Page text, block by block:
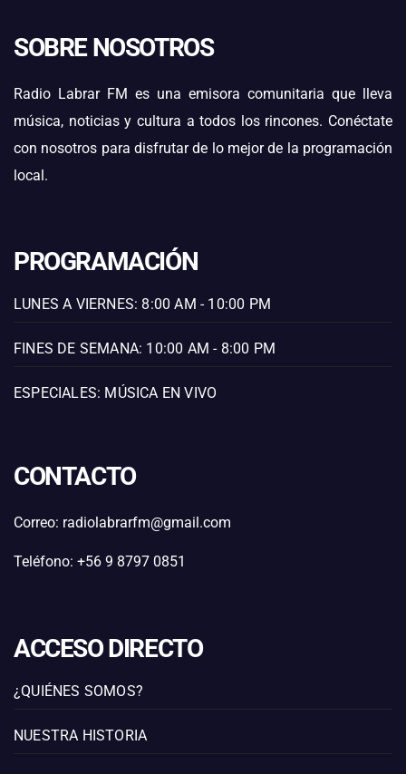
SOBRE NOSOTROS
Radio Labrar FM es una emisora comunitaria que lleva
música, noticias y cultura a todos los rincones. Conéctate
con nosotros para disfrutar de lo mejor de la programación
local.
PROGRAMACIÓN
LUNES A VIERNES: 8:00 AM - 10:00 PM
FINES DE SEMANA: 10:00 AM - 8:00 PM
ESPECIALES: MÚSICA EN VIVO
CONTACTO
Correo: radiolabrarfm@gmail.com
Teléfono: +56 9 8797 0851
ACCESO DIRECTO
¿QUIÉNES SOMOS?
NUESTRA HISTORIA